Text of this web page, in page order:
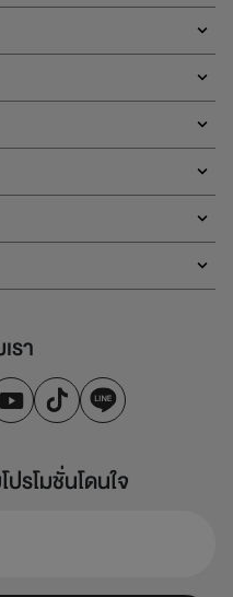
รา
รโมชั่นโดนใจ